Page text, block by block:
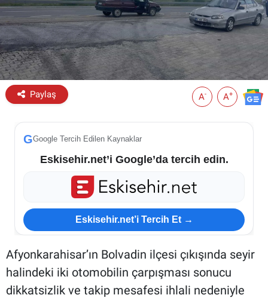
Paylaş A- A+
GGoogle Tercih Edilen Kaynaklar
Eskisehir.net’i Google’da tercih edin.
Eskisehir.net’i Tercih Et →
Afyonkarahisar’ın Bolvadin ilçesi çıkışında seyir
halindeki iki otomobilin çarpışması sonucu
dikkatsizlik ve takip mesafesi ihlali nedeniyle
Eskişehir Hava Durumu
Eskişehir Tramvay Saatleri
Eskişehir Otobüs Saatleri